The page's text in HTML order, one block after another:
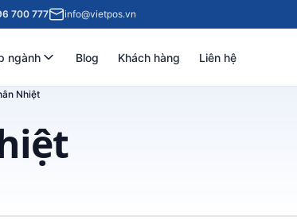
700 777 info@vietpos.vn
ngành Blog Khách hàng Liên hệ
Nhiệt